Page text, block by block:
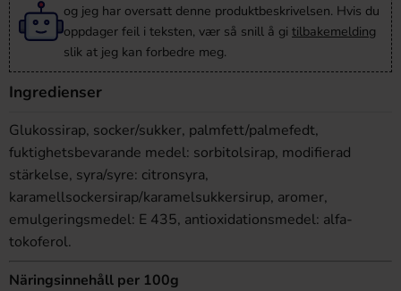
og jeg har oversatt denne produktbeskrivelsen. Hvis du
oppdager feil i teksten, vær så snill å gi tilbakemelding
slik at jeg kan forbedre meg.
Ingredienser
Glukossirap, socker/sukker, palmfett/palmefedt,
fuktighetsbevarande medel: sorbitolsirap, modifierad
stärkelse, syra/syre: citronsyra,
karamellsockersirap/karamelsukkersirup, aromer,
emulgeringsmedel: E 435, antioxidationsmedel: alfa-
tokoferol.
Näringsinnehåll per 100g